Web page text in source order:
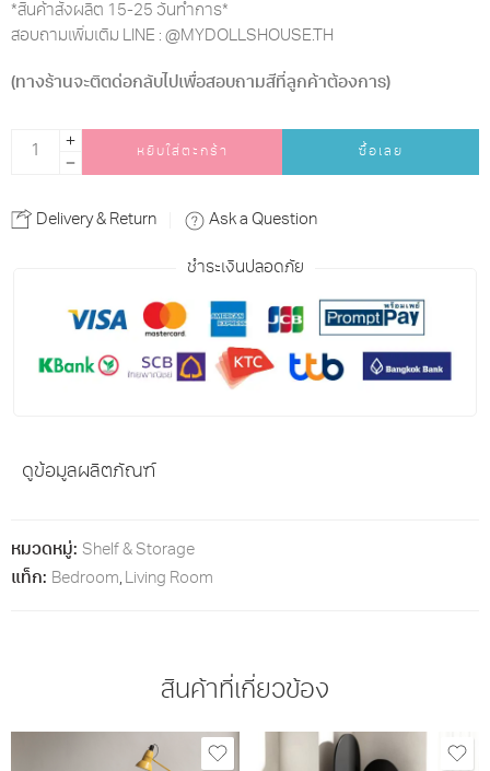
*สินค้าสั่งผลิต 15-25 วันทำการ*
สอบถามเพิ่มเติม LINE : @MYDOLLSHOUSE.TH
(ทางร้านจะติตด่อกลับไปเพื่อสอบถามสีที่ลูกค้าต้องการ)
หยิบใส่ตะกร้า ซื้อเลย
Alternative:
Delivery & Return Ask a Question
ชำระเงินปลอดภัย
ดูข้อมูลผลิตภัณฑ์
หมวดหมู่: Shelf & Storage
แท็ก: Bedroom, Living Room
สินค้าที่เกี่ยวข้อง